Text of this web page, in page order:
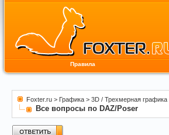
Правила
Foxter.ru > Графика > 3D / Трехмерная графика
Все вопросы по DAZ/Poser